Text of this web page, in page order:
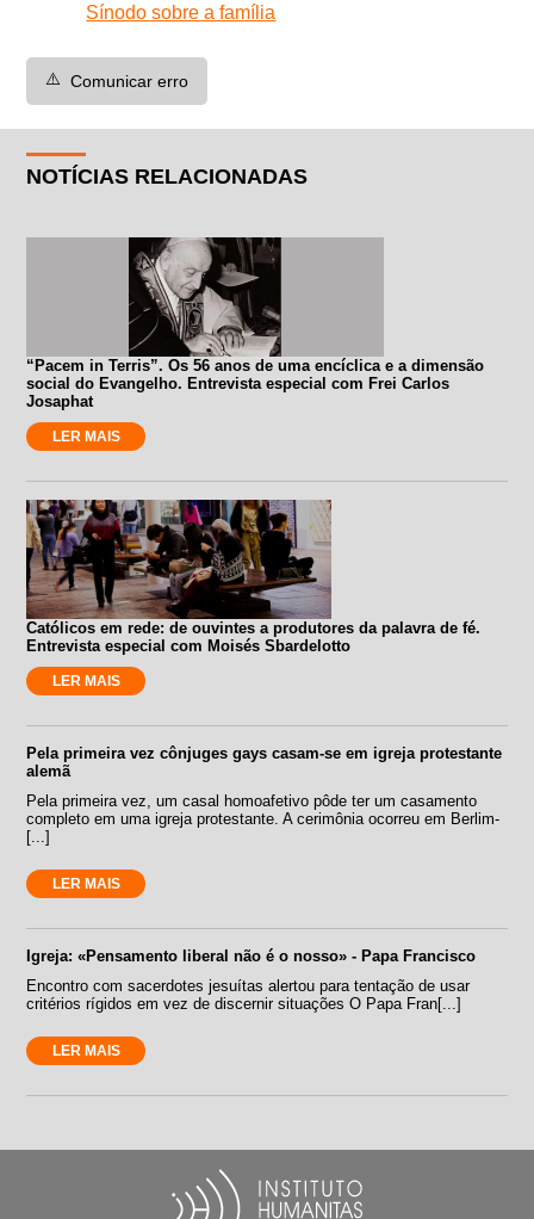
Sínodo sobre a família
⚠️ Comunicar erro
NOTÍCIAS RELACIONADAS
“Pacem in Terris”. Os 56 anos de uma encíclica e a dimensão
social do Evangelho. Entrevista especial com Frei Carlos
Josaphat
LER MAIS
Católicos em rede: de ouvintes a produtores da palavra de fé.
Entrevista especial com Moisés Sbardelotto
LER MAIS
Pela primeira vez cônjuges gays casam-se em igreja protestante
alemã
Pela primeira vez, um casal homoafetivo pôde ter um casamento
completo em uma igreja protestante. A cerimônia ocorreu em Berlim-
[...]
LER MAIS
Igreja: «Pensamento liberal não é o nosso» - Papa Francisco
Encontro com sacerdotes jesuítas alertou para tentação de usar
critérios rígidos em vez de discernir situações O Papa Fran[...]
LER MAIS